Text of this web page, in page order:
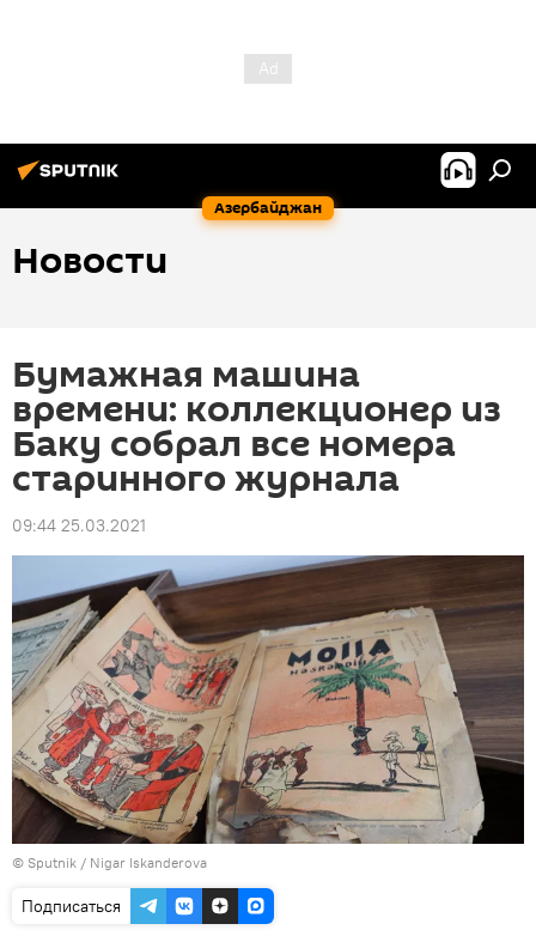
Азербайджан
Новости
Бумажная машина
времени: коллекционер из
Баку собрал все номера
старинного журнала
09:44 25.03.2021
© Sputnik / Nigar Iskanderova
Подписаться